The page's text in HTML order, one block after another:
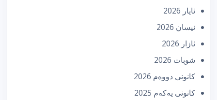
ئایار 2026
نیسان 2026
ئازار 2026
شوبات 2026
كانونی دووه‌م 2026
كانونی یه‌كه‌م 2025